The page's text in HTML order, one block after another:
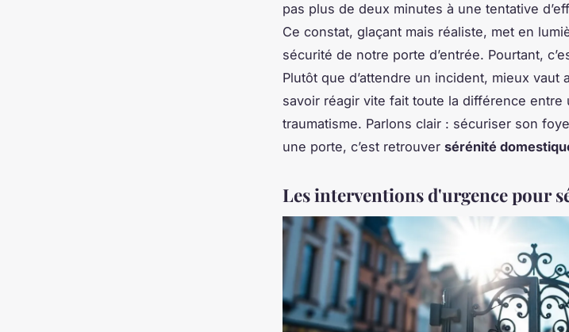
pas plus de deux minutes à une tentative
Ce constat, glaçant mais réaliste, met en
sécurité de notre porte d’entrée. Pourtant,
Plutôt que d’attendre un incident, mieux
savoir réagir vite fait toute la différence entre
traumatisme. Parlons clair : sécuriser son
une porte, c’est retrouver sérénité
Les interventions d'urgence pour